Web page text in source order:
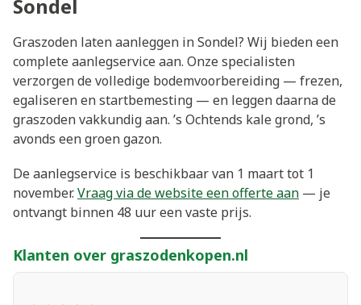
Sondel
Graszoden laten aanleggen in Sondel? Wij bieden een
complete aanlegservice aan. Onze specialisten
verzorgen de volledige bodemvoorbereiding — frezen,
egaliseren en startbemesting — en leggen daarna de
graszoden vakkundig aan. ’s Ochtends kale grond, ’s
avonds een groen gazon.
De aanlegservice is beschikbaar van 1 maart tot 1
november.Vraag via de website een offerte aan — je
ontvangt binnen 48 uur een vaste prijs.
Klanten over graszodenkopen.nl